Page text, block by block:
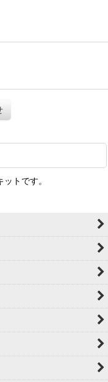
トです。